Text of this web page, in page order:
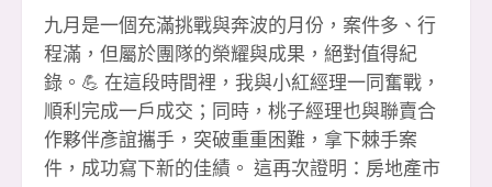
九月是一個充滿挑戰與奔波的月份，案件多、行
程滿，但屬於團隊的榮耀與成果，絕對值得紀
錄。💪 在這段時間裡，我與小紅經理一同奮戰，
順利完成一戶成交；同時，桃子經理也與聯賣合
作夥伴彥誼攜手，突破重重困難，拿下棘手案
件，成功寫下新的佳績。 這再次證明：房地產市